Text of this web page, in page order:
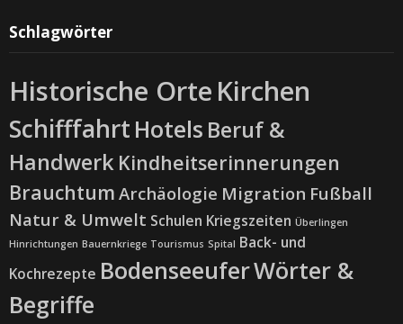
Schlagwörter
Historische Orte Kirchen
Schifffahrt Hotels Beruf &
Handwerk Kindheitserinnerungen
Brauchtum Archäologie Migration Fußball
Natur & Umwelt Schulen Kriegszeiten Überlingen
Hinrichtungen Bauernkriege Tourismus Spital Back- und
Kochrezepte BodenseeuferWörter &
Begriffe